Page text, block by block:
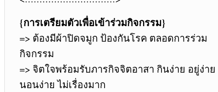
{การเตรียมตัวเพื่อเข้าร่วมกิจกรรม}
=> ต้องมีผ้าปิดจมูก ป้องกันโรค ตลอดการร่วม
กิจกรรม
=> จิตใจพร้อมรับภารกิจจิตอาสา กินง่าย อยู่ง่าย
นอนง่าย ไม่เรื่องมาก